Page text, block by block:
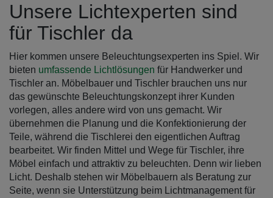
Unsere Lichtexperten sind
für Tischler da
Hier kommen unsere Beleuchtungsexperten ins Spiel. Wir
bieten umfassende Lichtlösungen für Handwerker und
Tischler an. Möbelbauer und Tischler brauchen uns nur
das gewünschte Beleuchtungskonzept ihrer Kunden
vorlegen, alles andere wird von uns gemacht. Wir
übernehmen die Planung und die Konfektionierung der
Teile, während die Tischlerei den eigentlichen Auftrag
bearbeitet. Wir finden Mittel und Wege für Tischler, ihre
Möbel einfach und attraktiv zu beleuchten. Denn wir lieben
Licht. Deshalb stehen wir Möbelbauern als Beratung zur
Seite, wenn sie Unterstützung beim Lichtmanagement für